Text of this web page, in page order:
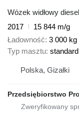
Wózek widłowy diesel
2017
15 844 m/g
Ładowność 3 000 kg
Typ masztu standard
Polska, Gizałki